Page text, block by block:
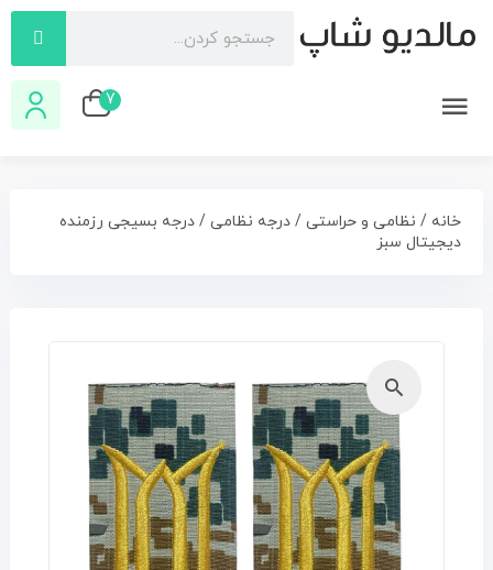
7
خانه / نظامی و حراستی/ درجه نظامی/ درجه بسیجی رزمنده
دیجیتال سبز